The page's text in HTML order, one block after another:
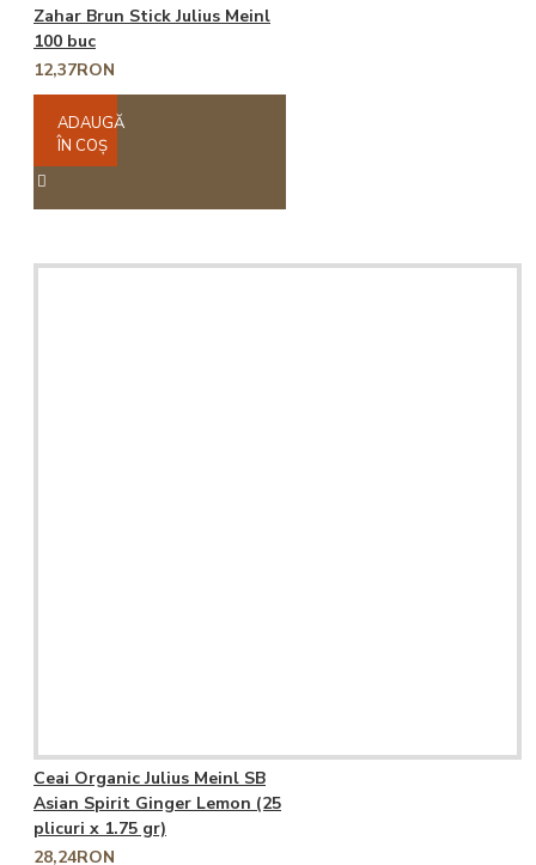
Zahar Brun Stick Julius Meinl
100 buc
12,37RON
ADAUGĂ
ÎN COŞ
Ceai Organic Julius Meinl SB
Asian Spirit Ginger Lemon (25
plicuri x 1.75 gr)
28,24RON